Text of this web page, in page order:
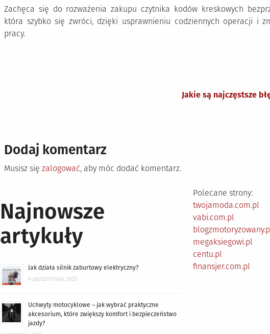
Zachęca się do rozważenia zakupu czytnika kodów kreskowych
która szybko się zwróci, dzięki usprawnieniu codziennych operacji i
pracy.
Jakie są najczęstsze
Dodaj komentarz
Musisz się zalogować, aby móc dodać komentarz.
Najnowsze
artykuły
Jak działa silnik zaburtowy elektryczny?
9 października, 2025
Uchwyty motocyklowe – jak wybrać praktyczne
akcesorium, które zwiększy komfort i bezpieczeństwo
jazdy?
Polecane strony:
twojamoda.com.pl
vabi.com.pl
megaksiegowi.pl
centu.pl
finansjer.com.pl